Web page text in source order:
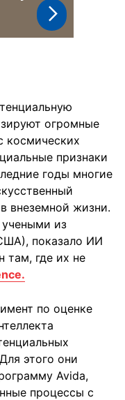
огромные
космических
признаки
годы многие
внеземной жизни.
учеными из
показало ИИ
там, где их не
по оценке
этого они
Avida,
процессы с